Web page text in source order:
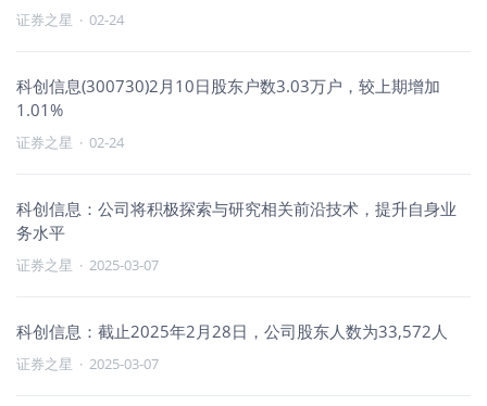
证券之星 · 02-24
科创信息(300730)2月10日股东户数3.03万户，较上期增加
1.01%
证券之星 · 02-24
科创信息：公司将积极探索与研究相关前沿技术，提升自身业
务水平
证券之星 · 2025-03-07
科创信息：截止2025年2月28日，公司股东人数为33,572人
证券之星 · 2025-03-07